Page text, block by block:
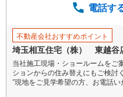
電話す
不動産会社おすすめポイント
埼玉相互住宅（株） 東越谷
当社施工現場・ショールームをご
ションからの住み替えにもご検討
”現地をご見学希望の方、お電話
”詳細は 埼玉相互住宅（株）東越